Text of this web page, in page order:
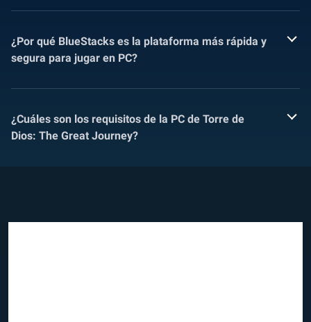
¿Por qué BlueStacks es la plataforma más rápida y
segura para jugar en PC?
¿Cuáles son los requisitos de la PC de Torre de
Dios: The Great Journey?